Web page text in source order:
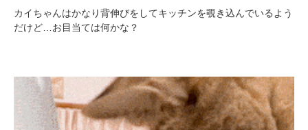
カイちゃんはかなり背伸びをしてキッチンを覗き込んでいるよう
だけど…お目当ては何かな？